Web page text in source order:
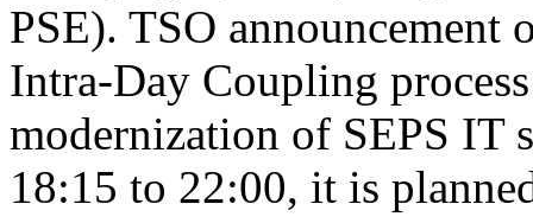
PSE). TSO announcement
Intra-Day Coupling
modernization of SEPS IT
18:15 to 22:00, it is